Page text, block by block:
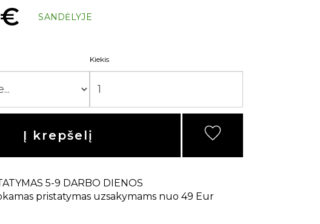
SANDĖLYJE
Kiekis
Į krepšelį
5-9 DARBO DIENOS
pristatymas uzsakymams nuo 49 Eur